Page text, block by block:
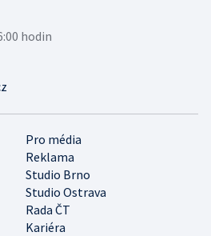
Pro média
Reklama
Studio Brno
Studio Ostrava
Rada ČT
Kariéra
hodin